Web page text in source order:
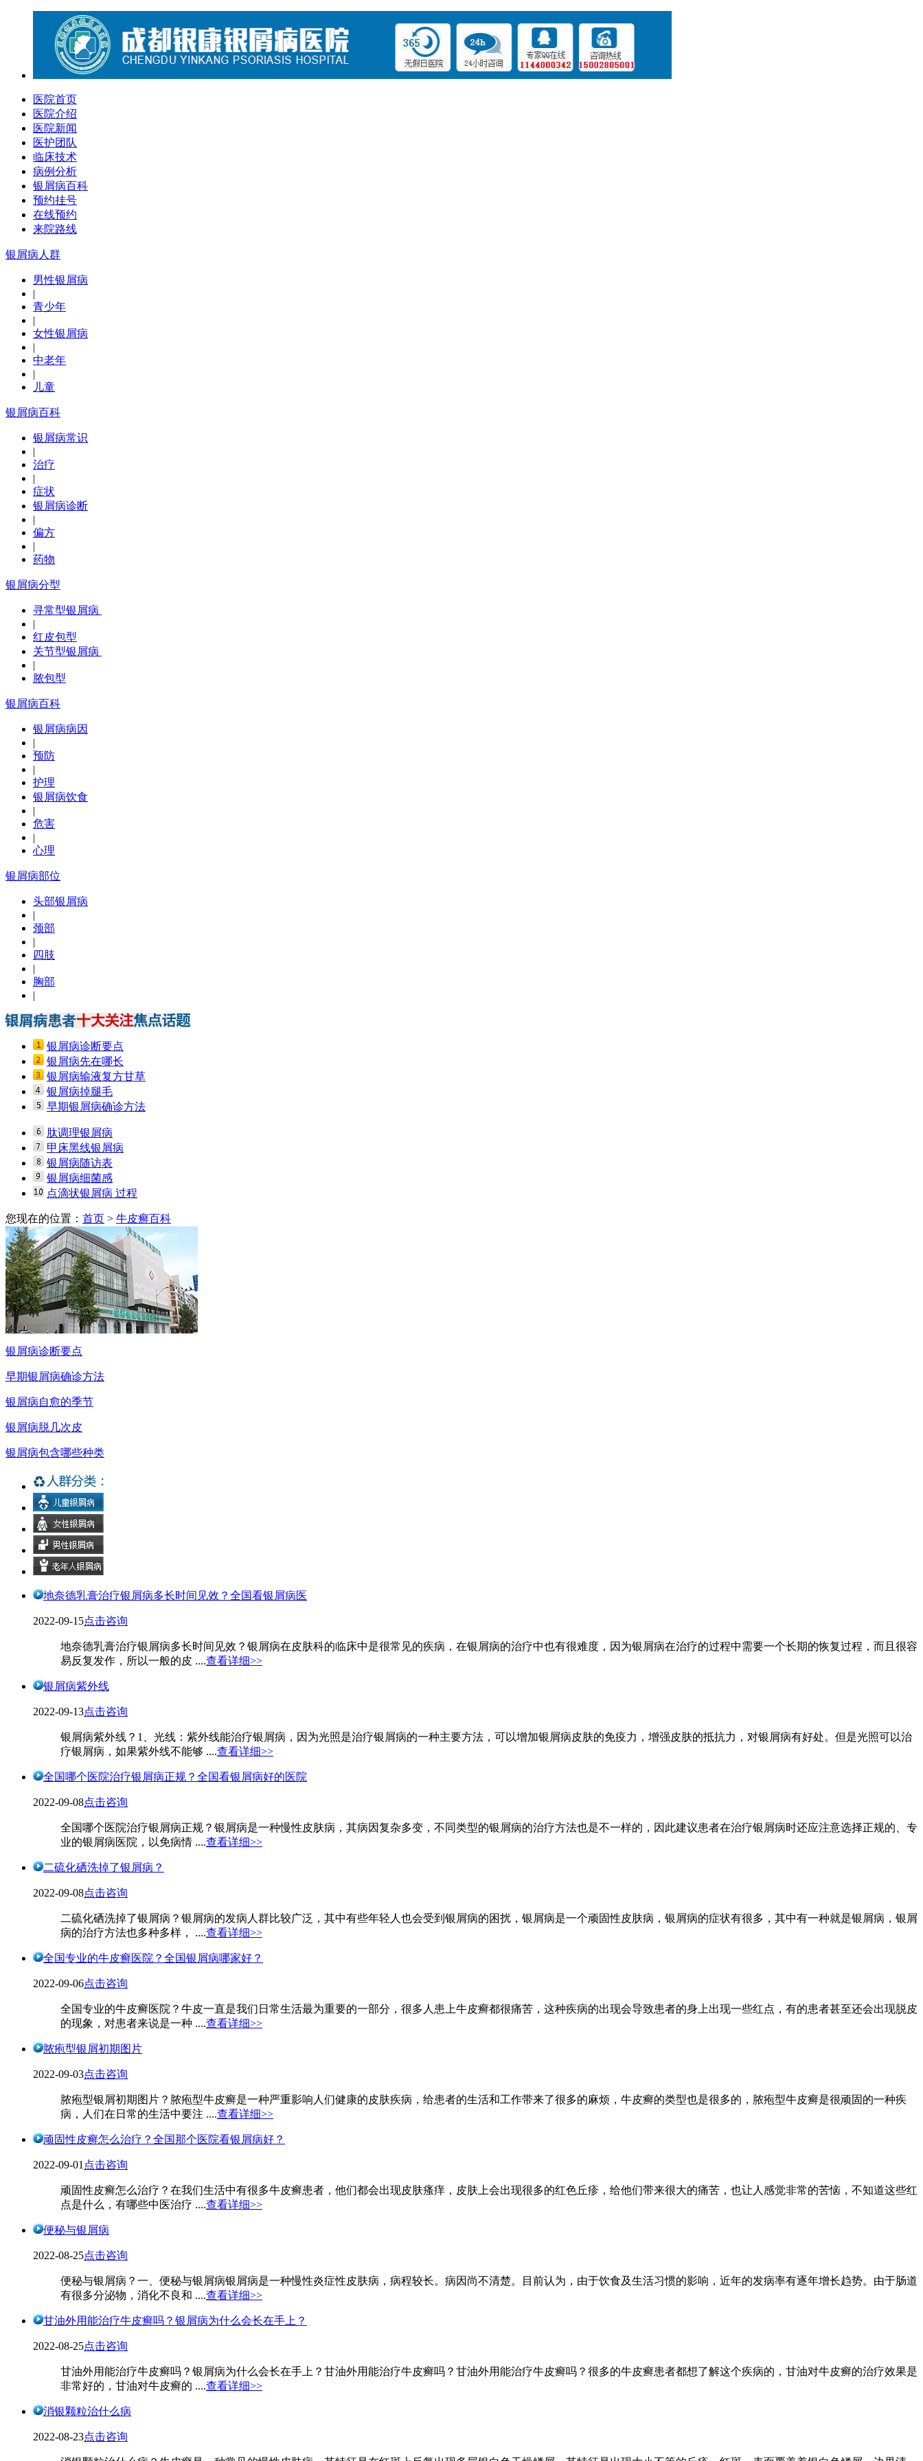
医院首页
医院介绍
医院新闻
医护团队
临床技术
病例分析
银屑病百科
预约挂号
在线预约
来院路线
银屑病人群
男性银屑病
|
青少年
|
女性银屑病
|
中老年
|
儿童
银屑病百科
银屑病常识
|
治疗
|
症状
银屑病诊断
|
偏方
|
药物
银屑病分型
寻常型银屑病
|
红皮包型
关节型银屑病
|
脓包型
银屑病百科
银屑病病因
|
预防
|
护理
银屑病饮食
|
危害
|
心理
银屑病部位
头部银屑病
|
颈部
|
四肢
|
胸部
|
银屑病诊断要点
银屑病先在哪长
银屑病输液复方甘草
银屑病掉腿毛
早期银屑病确诊方法
肽调理银屑病
甲床黑线银屑病
银屑病随访表
银屑病细菌感
点滴状银屑病 过程
您现在的位置： 首页 > 牛皮癣百科
银屑病诊断要点
早期银屑病确诊方法
银屑病自愈的季节
银屑病脱几次皮
银屑病包含哪些种类
地奈德乳膏治疗银屑病多长时间见效？全国看银屑病医
2022-09-15点击咨询
地奈德乳膏治疗银屑病多长时间见效？银屑病在皮肤科的临床中是很常见的疾病，在银屑病的治疗中也有很难度，因为银屑病在治疗的过程中需要一个长期的恢复过程，而且很容
易反复发作，所以一般的皮 ....查看详细>>
银屑病紫外线
2022-09-13点击咨询
银屑病紫外线？1、光线：紫外线能治疗银屑病，因为光照是治疗银屑病的一种主要方法，可以增加银屑病皮肤的免疫力，增强皮肤的抵抗力，对银屑病有好处。但是光照可以治
疗银屑病，如果紫外线不能够 ....查看详细>>
全国哪个医院治疗银屑病正规？全国看银屑病好的医院
2022-09-08点击咨询
全国哪个医院治疗银屑病正规？银屑病是一种慢性皮肤病，其病因复杂多变，不同类型的银屑病的治疗方法也是不一样的，因此建议患者在治疗银屑病时还应注意选择正规的、专
业的银屑病医院，以免病情 ....查看详细>>
二硫化硒洗掉了银屑病？
2022-09-08点击咨询
二硫化硒洗掉了银屑病？银屑病的发病人群比较广泛，其中有些年轻人也会受到银屑病的困扰，银屑病是一个顽固性皮肤病，银屑病的症状有很多，其中有一种就是银屑病，银屑
病的治疗方法也多种多样， ....查看详细>>
全国专业的牛皮癣医院？全国银屑病哪家好？
2022-09-06点击咨询
全国专业的牛皮癣医院？牛皮一直是我们日常生活最为重要的一部分，很多人患上牛皮癣都很痛苦，这种疾病的出现会导致患者的身上出现一些红点，有的患者甚至还会出现脱皮
的现象，对患者来说是一种 ....查看详细>>
脓疱型银屑初期图片
2022-09-03点击咨询
脓疱型银屑初期图片？脓疱型牛皮癣是一种严重影响人们健康的皮肤疾病，给患者的生活和工作带来了很多的麻烦，牛皮癣的类型也是很多的，脓疱型牛皮癣是很顽固的一种疾
病，人们在日常的生活中要注 ....查看详细>>
顽固性皮癣怎么治疗？全国那个医院看银屑病好？
2022-09-01 点击咨询
顽固性皮癣怎么治疗？在我们生活中有很多牛皮癣患者，他们都会出现皮肤瘙痒，皮肤上会出现很多的红色丘疹，给他们带来很大的痛苦，也让人感觉非常的苦恼，不知道这些红
点是什么，有哪些中医治疗 ....查看详细>>
便秘与银屑病
2022-08-25点击咨询
便秘与银屑病？一、便秘与银屑病银屑病是一种慢性炎症性皮肤病，病程较长。病因尚不清楚。目前认为，由于饮食及生活习惯的影响，近年的发病率有逐年增长趋势。由于肠道
有很多分泌物，消化不良和 ....查看详细>>
甘油外用能治疗牛皮癣吗？银屑病为什么会长在手上？
2022-08-25点击咨询
甘油外用能治疗牛皮癣吗？银屑病为什么会长在手上？甘油外用能治疗牛皮癣吗？甘油外用能治疗牛皮癣吗？很多的牛皮癣患者都想了解这个疾病的，甘油对牛皮癣的治疗效果是
非常好的，甘油对牛皮癣的 ....查看详细>>
消银颗粒治什么病
2022-08-23点击咨询